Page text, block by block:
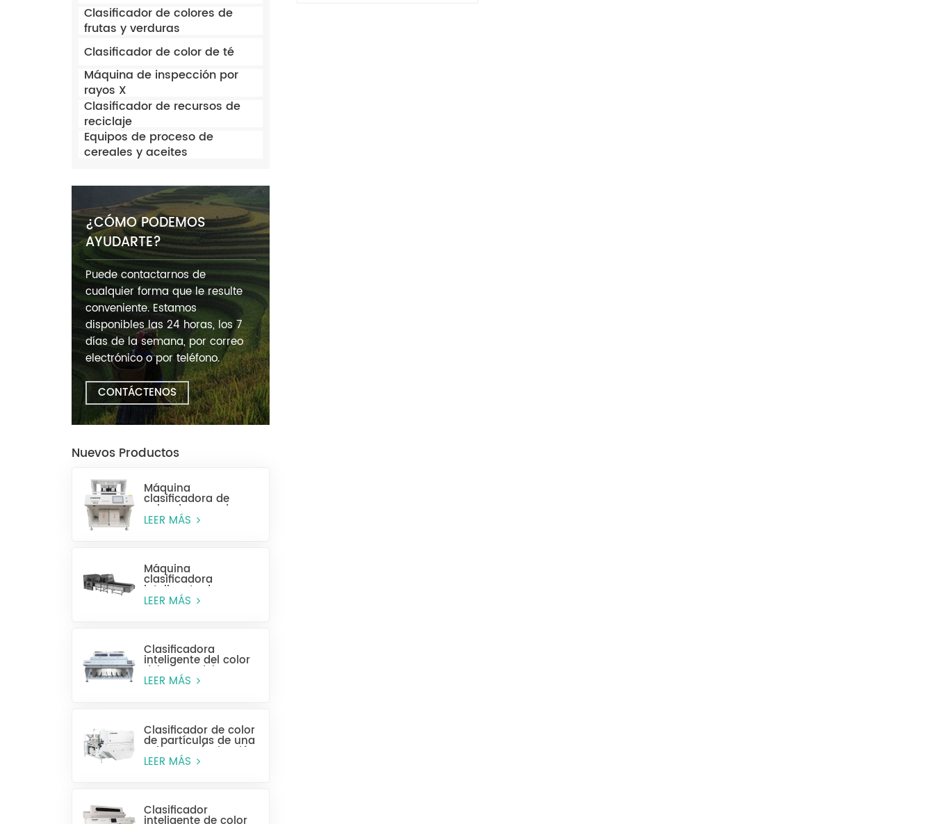
Clasificador de colores de
frutas y verduras
Clasificador de color de té
Máquina de inspección por
rayos X
Clasificador de recursos de
reciclaje
Equipos de proceso de
cereales y aceites
¿CÓMO PODEMOS
AYUDARTE?
Puede contactarnos de
cualquier forma que le resulte
conveniente. Estamos
disponibles las 24 horas, los 7
días de la semana, por correo
electrónico o por teléfono.
CONTÁCTENOS
Nuevos Productos
Máquina
clasificadora de
color de arroz de
alta eficiencia MR128
LEER MÁS
Máquina
clasificadora
inteligente de
plástico para
LEER MÁS
Clasificadora
inteligente del color
del grano del CCD
MG448
LEER MÁS
Clasificador de color
de partículas de una
sola capa (selección
húmeda)
LEER MÁS
Clasificador